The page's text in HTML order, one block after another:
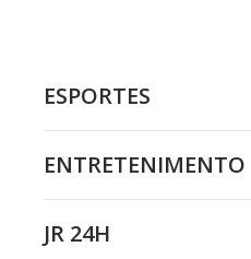
ESPORTES
ENTRETENIMENTO
JR 24H